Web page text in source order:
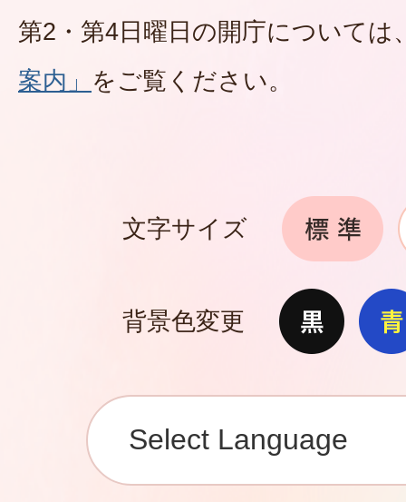
第2・第4日曜日の開庁については
案内」 をご覧ください。
文字サイズ
背景色変更